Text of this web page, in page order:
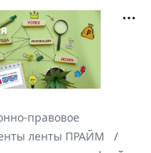
правовое
ленты ПРАЙМ